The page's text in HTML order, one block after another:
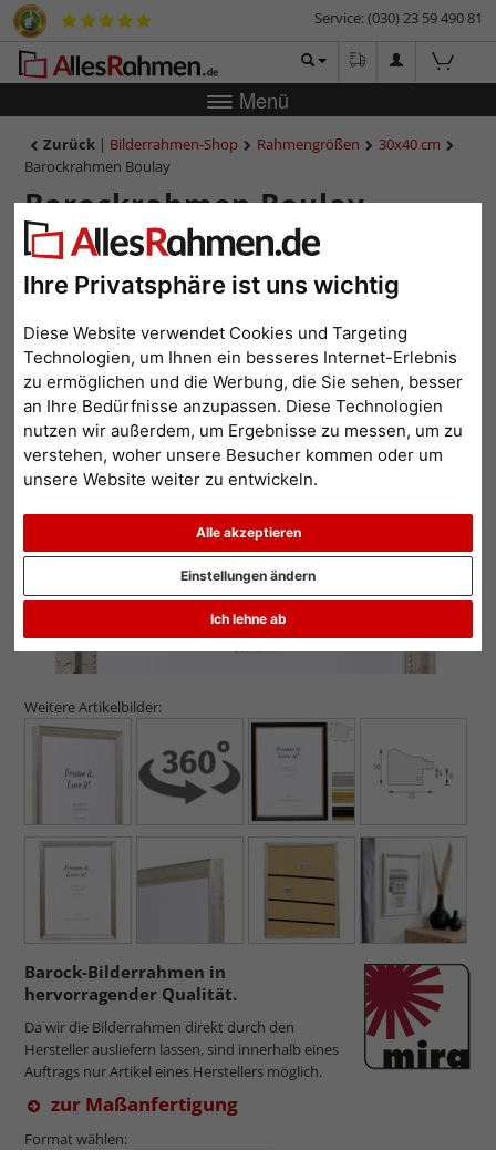
Ihre Privatsphäre ist uns wichtig
Diese Website verwendet Cookies und Targeting
Technologien, um Ihnen ein besseres Internet-Erlebnis
zu ermöglichen und die Werbung, die Sie sehen, besser
an Ihre Bedürfnisse anzupassen. Diese Technologien
nutzen wir außerdem, um Ergebnisse zu messen, um zu
verstehen, woher unsere Besucher kommen oder um
unsere Website weiter zu entwickeln.
Alle akzeptieren
Ich lehne ab
Einstellungen ändern
Service: (030) 23 59 490 81
Menü
Zurück | Bilderrahmen-Shop Rahmengrößen
30x40 cm
Barockrahmen Boulay
Barockrahmen Boulay
Zurück
Weitere Artikelbilder:
Barock-Bilderrahmen in
hervorragender Qualität.
Da wir die Bilderrahmen direkt durch den
Hersteller ausliefern lassen, sind innerhalb eines
Auftrags nur Artikel eines Herstellers möglich.
zur Maßanfertigung
Format wählen: